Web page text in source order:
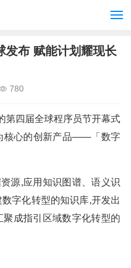
发布 赋能计划耀现长
780
第四届全球程序员节开幕式
核心的创新产品——「数字
源,应用知识图谱、语义识
字化转型的知识库,开发出
成指引区域数字化转型的